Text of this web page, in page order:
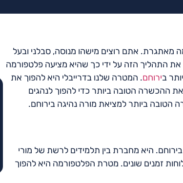
מאתגרת. אתם רוצים מישהו מנוסה, סבלני ובעל
התהליך הזה על ידי כך שהיא מציעה פלטפורמה
בירוחם. המטרה שלנו בדרייבלי היא להפוך את
ההכשרה הטובה ביותר כדי להפוך לנהגים
הטובה ביותר למציאת מורה נהיגה בירוחם.
היא מחברת בין תלמידים לרשת של מורי
זמנים שונים. מטרת הפלטפורמה היא להפוך